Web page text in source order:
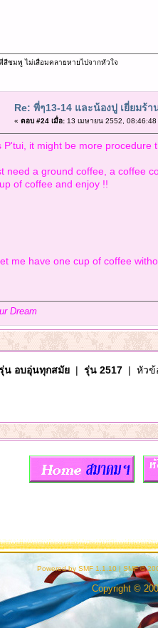
สีชมพู ไม่เสื่อมคลายหายไปจากหัวใจ
Re: พี่ๆ13-14 และน้องปู เยี่ยมร้า
« ตอบ #24 เมื่อ:13 เมษายน 2552, 08:46:48
P'tui, it might be more procedure
need a ground coffee, a coffee
of coffee and enjoy !!
me have one cup of coffee
Dream
น อบอุ่นทุกสมัย| รุ่น 2517| หัวข้
Powered by SMF 1.1.10 | SMF ©
Copyright ©